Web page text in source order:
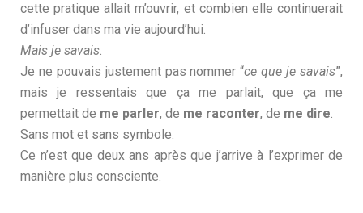
cette pratique allait m’ouvrir, et combien elle continuerait
d’infuser dans ma vie aujourd’hui.
Mais je savais.
Je ne pouvais justement pas nommer “ce que je savais”,
mais je ressentais que ça me parlait, que ça me
permettait de me parler, de me raconter, de me dire.
Sans mot et sans symbole.
Ce n’est que deux ans après que j’arrive à l’exprimer de
manière plus consciente.